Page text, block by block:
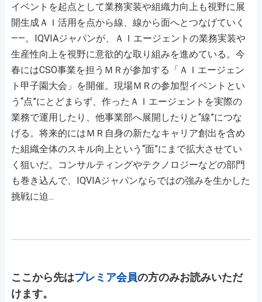
イベントを起点として業務実装や組織力向上も視野に展
開生成ＡＩ活用を点から線、線から面へとつなげていく
――。IQVIAジャパンが、ＡＩエージェントの業務実装や
生産性向上を視野に意欲的な取り組みを進めている。今
春にはCSO事業を担うＭＲが参加する「ＡＩエージェン
ト甲子園大会」を開催。現場ＭＲの参加型イベントとい
う“点”にとどまらず、作ったＡＩエージェントを実際の
業務で運用したり、他事業部へ展開したりと“線”につな
げる。将来的にはＭＲ自身の新たなキャリア創出を含め
た組織全体のスキル向上という“面”にまで拡大させてい
く狙いだ。コンサルティングやテクノロジーなどの部門
も巻き込んで、IQVIAジャパンならではの強みを生かした
挑戦に迫...
ここから先はプレミア会員の方のみお読みいただ
けます。